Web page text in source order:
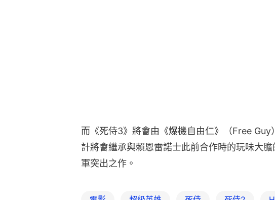
而《死侍3》將會由《爆機自由仁》（Free
計將會繼承與賴恩雷諾士此前合作時的玩味大
軍突出之作。